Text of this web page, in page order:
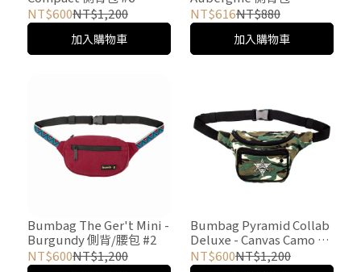
NT$600NT$1,200
加入購物車
NT$616NT$880
加入購物車
Bumbag The Ger't Mini -
Burgundy 側背/腰包 #2
NT$600NT$1,200
Bumbag Pyramid Collab
Deluxe - Canvas Camo 側
背/腰包 #3
NT$600NT$1,200